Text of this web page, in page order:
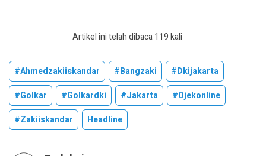
Artikel ini telah dibaca 119 kali
#ahmedzakiiskandar #bangzaki
#dkijakarta
#golkar
#golkardki #jakarta
#ojekonline
#zakiiskandar
Headline